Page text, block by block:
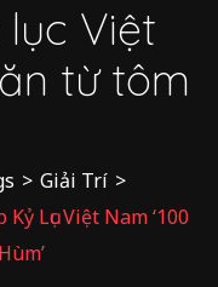
Việt
từ tôm
> Giải Trí >
Kỷ Lục Việt Nam ‘100